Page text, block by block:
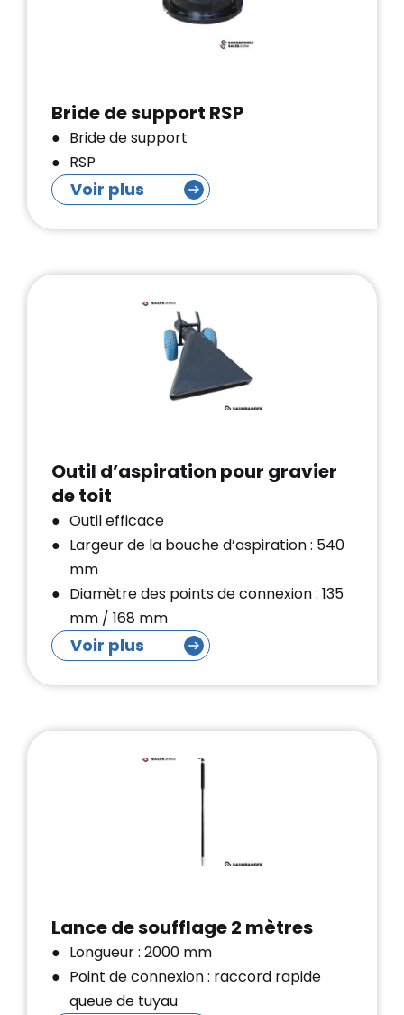
Bride de support RSP
Bride de support
RSP
Voir plus
Outil d’aspiration pour gravier
de toit
Outil efficace
Largeur de la bouche d’aspiration : 540
mm
Diamètre des points de connexion : 135
mm / 168 mm
Voir plus
Lance de soufflage 2 mètres
Longueur : 2000 mm
Point de connexion : raccord rapide
queue de tuyau